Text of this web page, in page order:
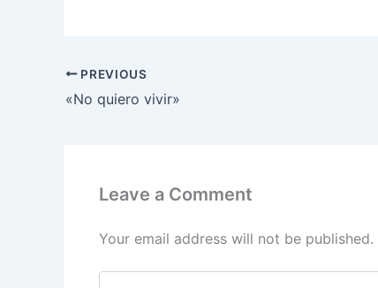
e
b
PREVIOUS
«No quiero vivir»
Leave a Comment
Your email address will not be published.
Type